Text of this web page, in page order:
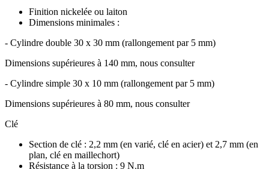
Finition nickelée ou laiton
Dimensions minimales :
- Cylindre double 30 x 30 mm (rallongement par 5 mm)
Dimensions supérieures à 140 mm, nous consulter
- Cylindre simple 30 x 10 mm (rallongement par 5 mm)
Dimensions supérieures à 80 mm, nous consulter
Clé
Section de clé : 2,2 mm (en varié, clé en acier) et 2,7 mm (en
plan, clé en maillechort)
Résistance à la torsion : 9 N.m